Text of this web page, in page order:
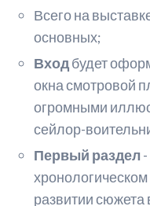
Всего на
основных;
Входбудет
окна смотровой
огромными
сейлор-
Первый раздел-
хронологическом
развитии